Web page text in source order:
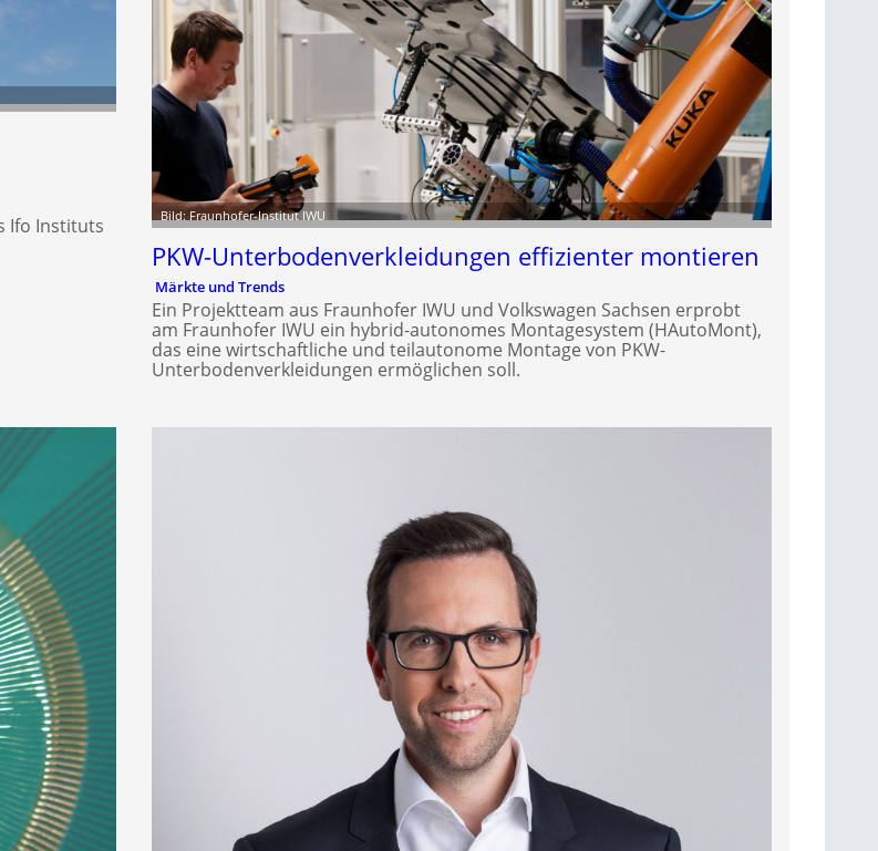
Ifo Instituts
Bild: Fraunhofer-Institut IWU
PKW-Unterbodenverkleidungen effizienter montieren
Märkte und Trends
Ein Projektteam aus Fraunhofer IWU und Volkswagen Sachsen erprobt
am Fraunhofer IWU ein hybrid-autonomes Montagesystem (HAutoMont),
das eine wirtschaftliche und teilautonome Montage von PKW-
Unterbodenverkleidungen ermöglichen soll.